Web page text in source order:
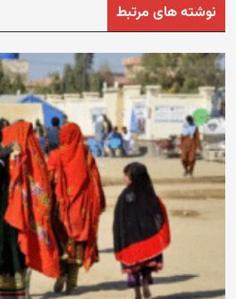
نوشته های مرتبط